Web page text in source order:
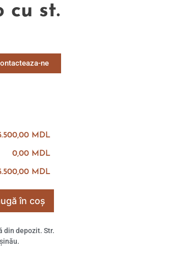
cu st.
ne
MDL
0,00 MDL
MDL
în coș
din depozit. Str.